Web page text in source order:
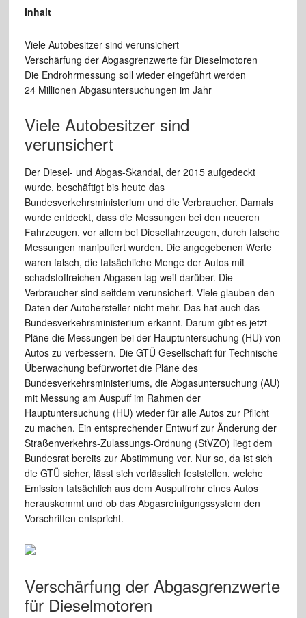
Inhalt
Viele Autobesitzer sind verunsichert
Verschärfung der Abgasgrenzwerte für Dieselmotoren
Die Endrohrmessung soll wieder eingeführt werden
24 Millionen Abgasuntersuchungen im Jahr
Viele Autobesitzer sind
verunsichert
Der Diesel- und Abgas-Skandal, der 2015 aufgedeckt
wurde, beschäftigt bis heute das
Bundesverkehrsministerium und die Verbraucher. Damals
wurde entdeckt, dass die Messungen bei den neueren
Fahrzeugen, vor allem bei Dieselfahrzeugen, durch falsche
Messungen manipuliert wurden. Die angegebenen Werte
waren falsch, die tatsächliche Menge der Autos mit
schadstoffreichen Abgasen lag weit darüber. Die
Verbraucher sind seitdem verunsichert. Viele glauben den
Daten der Autohersteller nicht mehr. Das hat auch das
Bundesverkehrsministerium erkannt. Darum gibt es jetzt
Pläne die Messungen bei der Hauptuntersuchung (HU) von
Autos zu verbessern. Die GTÜ Gesellschaft für Technische
Überwachung befürwortet die Pläne des
Bundesverkehrsministeriums, die Abgasuntersuchung (AU)
mit Messung am Auspuff im Rahmen der
Hauptuntersuchung (HU) wieder für alle Autos zur Pflicht
zu machen. Ein entsprechender Entwurf zur Änderung der
Straßenverkehrs-Zulassungs-Ordnung (StVZO) liegt dem
Bundesrat bereits zur Abstimmung vor. Nur so, da ist sich
die GTÜ sicher, lässt sich verlässlich feststellen, welche
Emission tatsächlich aus dem Auspuffrohr eines Autos
herauskommt und ob das Abgasreinigungssystem den
Vorschriften entspricht.
Verschärfung der Abgasgrenzwerte
für Dieselmotoren